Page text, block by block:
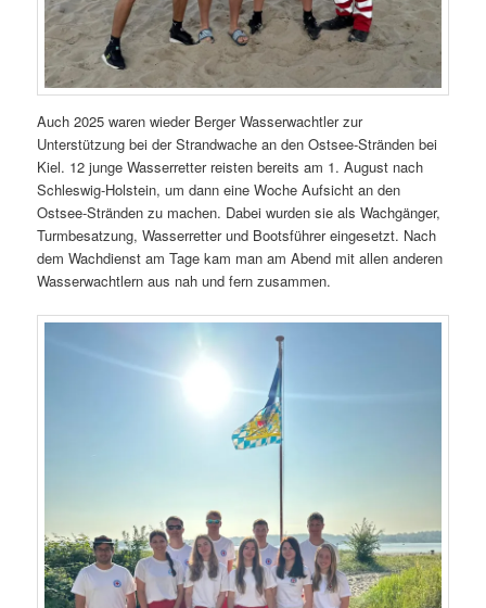
Auch 2025 waren wieder Berger Wasserwachtler zur
Unterstützung bei der Strandwache an den Ostsee-Stränden bei
Kiel. 12 junge Wasserretter reisten bereits am 1. August nach
Schleswig-Holstein, um dann eine Woche Aufsicht an den
Ostsee-Stränden zu machen. Dabei wurden sie als Wachgänger,
Turmbesatzung, Wasserretter und Bootsführer eingesetzt. Nach
dem Wachdienst am Tage kam man am Abend mit allen anderen
Wasserwachtlern aus nah und fern zusammen.